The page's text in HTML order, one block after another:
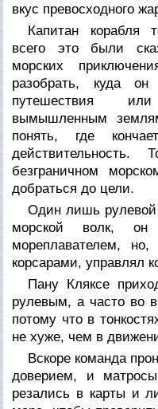
вкус превосходного
Капитан корабля
всего это были
морских
разобрать, куда
путешествия
вымышленным
понять, где
безграничном
добраться до цели.
Один лишь рулевой
морской волк, он
мореплавателем,
корсарами, управлял
Пану Кляксе
рулевым, а часто во
потому что в
не хуже, чем в
Вскоре команда
доверием, и
резались в карты и